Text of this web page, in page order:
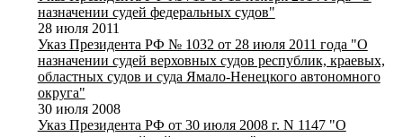
назначении судей федеральных судов"
28 июля 2011
Указ Президента РФ № 1032 от 28 июля 2011 года "О
назначении судей верховных судов республик, краевых,
областных судов и суда Ямало-Ненецкого автономного
округа"
30 июля 2008
Указ Президента РФ от 30 июля 2008 г. N 1147 "О